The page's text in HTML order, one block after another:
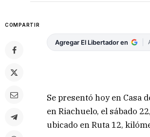
COMPARTIR
Agregar El Libertador en
Se presentó hoy en Casa
en Riachuelo, el sábado
ubicado en Ruta 12,